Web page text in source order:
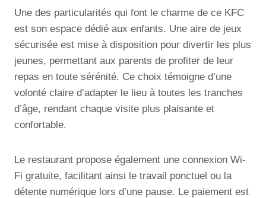
Une des particularités qui font le charme de ce KFC
est son espace dédié aux enfants. Une aire de jeux
sécurisée est mise à disposition pour divertir les plus
jeunes, permettant aux parents de profiter de leur
repas en toute sérénité. Ce choix témoigne d’une
volonté claire d’adapter le lieu à toutes les tranches
d’âge, rendant chaque visite plus plaisante et
confortable.
Le restaurant propose également une connexion Wi-
Fi gratuite, facilitant ainsi le travail ponctuel ou la
détente numérique lors d’une pause. Le paiement est